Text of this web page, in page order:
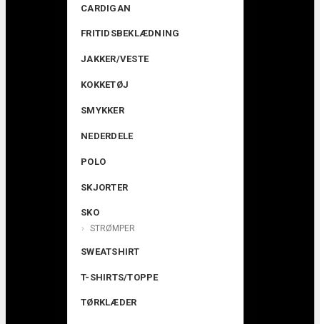
CARDIGAN
FRITIDSBEKLÆDNING
JAKKER/VESTE
KOKKETØJ
SMYKKER
NEDERDELE
POLO
SKJORTER
SKO
STRØMPER
SWEATSHIRT
T-SHIRTS/TOPPE
TØRKLÆDER